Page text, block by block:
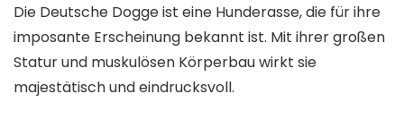
Die Deutsche Dogge ist eine Hunderasse, die für ihre
imposante Erscheinung bekannt ist. Mit ihrer großen
Statur und muskulösen Körperbau wirkt sie
majestätisch und eindrucksvoll.